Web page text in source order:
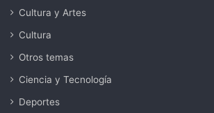
Cultura y Artes
Cultura
Otros temas
Ciencia y Tecnología
Deportes